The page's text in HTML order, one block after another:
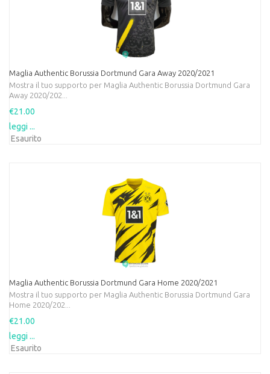
Maglia Authentic Borussia Dortmund Gara Away 2020/2021
Mostra il tuo supporto per Maglia Authentic Borussia Dortmund Gara
Away 2020/202...
€21.00
leggi ...
Esaurito
Maglia Authentic Borussia Dortmund Gara Home 2020/2021
Mostra il tuo supporto per Maglia Authentic Borussia Dortmund Gara
Home 2020/202...
€21.00
leggi ...
Esaurito